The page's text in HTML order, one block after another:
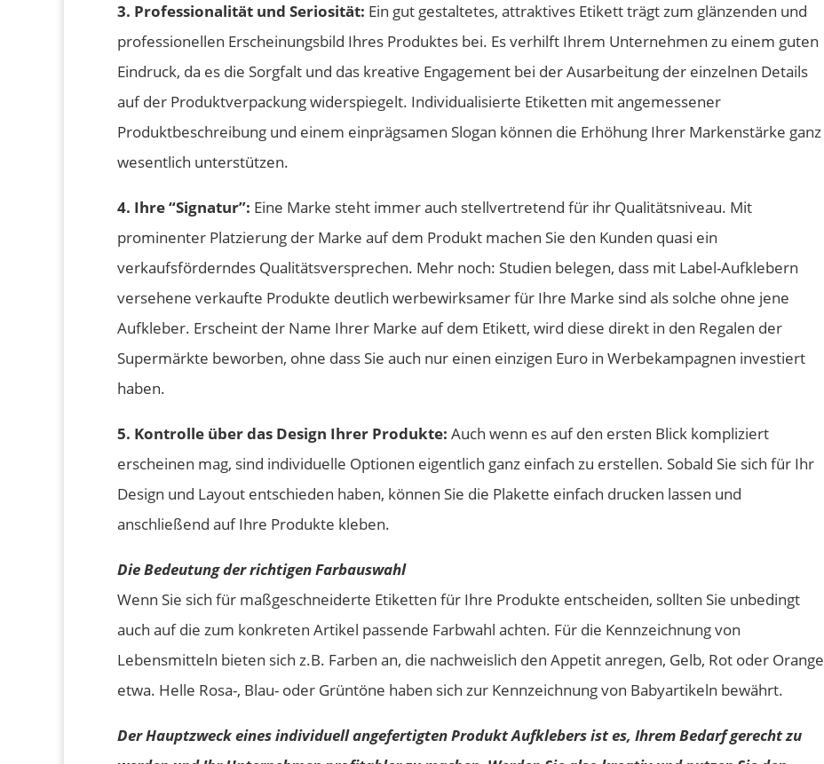
3. Professionalität und Seriosität: Ein gut gestaltetes, attraktives Etikett trägt zum glänzenden und
professionellen Erscheinungsbild Ihres Produktes bei. Es verhilft Ihrem Unternehmen zu einem guten
Eindruck, da es die Sorgfalt und das kreative Engagement bei der Ausarbeitung der einzelnen Details
auf der Produktverpackung widerspiegelt. Individualisierte Etiketten mit angemessener
Produktbeschreibung und einem einprägsamen Slogan können die Erhöhung Ihrer Markenstärke ganz
wesentlich unterstützen.
4. Ihre “Signatur”: Eine Marke steht immer auch stellvertretend für ihr Qualitätsniveau. Mit
prominenter Platzierung der Marke auf dem Produkt machen Sie den Kunden quasi ein
verkaufsförderndes Qualitätsversprechen. Mehr noch: Studien belegen, dass mit Label-Aufklebern
versehene verkaufte Produkte deutlich werbewirksamer für Ihre Marke sind als solche ohne jene
Aufkleber. Erscheint der Name Ihrer Marke auf dem Etikett, wird diese direkt in den Regalen der
Supermärkte beworben, ohne dass Sie auch nur einen einzigen Euro in Werbekampagnen investiert
haben.
5. Kontrolle über das Design Ihrer Produkte: Auch wenn es auf den ersten Blick kompliziert
erscheinen mag, sind individuelle Optionen eigentlich ganz einfach zu erstellen. Sobald Sie sich für Ihr
Design und Layout entschieden haben, können Sie die Plakette einfach drucken lassen und
anschließend auf Ihre Produkte kleben.
Die Bedeutung der richtigen Farbauswahl
Wenn Sie sich für maßgeschneiderte Etiketten für Ihre Produkte entscheiden, sollten Sie unbedingt
auch auf die zum konkreten Artikel passende Farbwahl achten. Für die Kennzeichnung von
Lebensmitteln bieten sich z.B. Farben an, die nachweislich den Appetit anregen, Gelb, Rot oder Orange
etwa. Helle Rosa-, Blau- oder Grüntöne haben sich zur Kennzeichnung von Babyartikeln bewährt.
Der Hauptzweck eines individuell angefertigten Produkt Aufklebers ist es, Ihrem Bedarf gerecht zu